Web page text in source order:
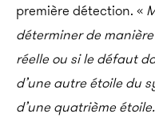
première détection. «
déterminer de
réelle ou si le défaut
d’une autre étoile du
d’une quatrième étoile.